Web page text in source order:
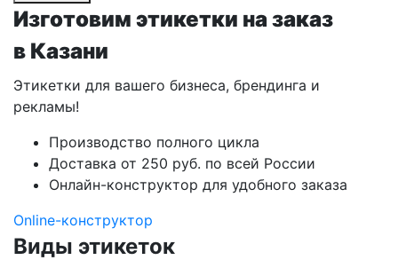
Изготовим этикетки на заказ
в Казани
Этикетки для вашего бизнеса, брендинга и
рекламы!
Производство полного цикла
Доставка от 250 руб. по всей России
Онлайн-конструктор для удобного заказа
Online-конструктор
Виды этикеток